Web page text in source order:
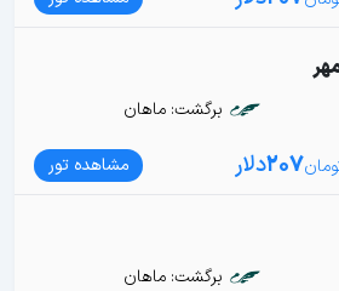
برگشت: ماهان
207دلار مشاهده تور
برگشت: ماهان